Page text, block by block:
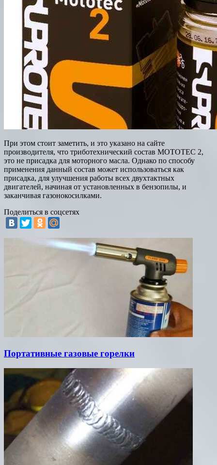
При этом стоит заметить, и это указано на сайте
производителя, что триботехнический состав MOTOTEC 2,
это не присадка для моторного масла. Однако по способу
применения данный состав может использоваться как
присадка, для улучшения работы всех двухтактных
двигателей, начиная от установленных в бензопилы, и
заканчивая газонокосилками.
Поделиться в соцсетях
Портативные газовые горелки